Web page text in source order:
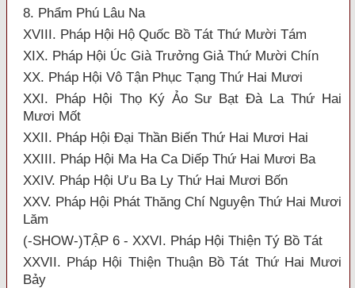
8. Phẩm Phú Lâu Na
XVIII. Pháp Hội Hộ Quốc Bồ Tát Thứ Mười Tám
XIX. Pháp Hội Úc Già Trưởng Giả Thứ Mười Chín
XX. Pháp Hội Vô Tận Phục Tạng Thứ Hai Mươi
XXI. Pháp Hội Thọ Ký Ảo Sư Bạt Đà La Thứ Hai
Mươi Mốt
XXII. Pháp Hội Đại Thần Biến Thứ Hai Mươi Hai
XXIII. Pháp Hội Ma Ha Ca Diếp Thứ Hai Mươi Ba
XXIV. Pháp Hội Ưu Ba Ly Thứ Hai Mươi Bốn
XXV. Pháp Hội Phát Thăng Chí Nguyện Thứ Hai Mươi
Lăm
(-SHOW-)TẬP 6 - XXVI. Pháp Hội Thiện Tý Bồ Tát
XXVII. Pháp Hội Thiện Thuận Bồ Tát Thứ Hai Mươi
Bảy